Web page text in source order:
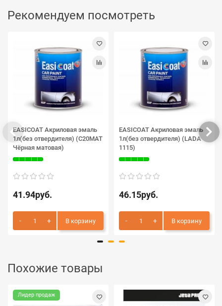
Рекомендуем посмотреть
EASICOAT Акриловая эмаль
1л(без отвердителя) (C20MAT
Чёрная матовая)
41.94руб.
В корзину
EASICOAT Акриловая эмаль
1л(без отвердителя) (LADA
1115)
46.15руб.
В корзину
Похожие товары
Лидер продаж